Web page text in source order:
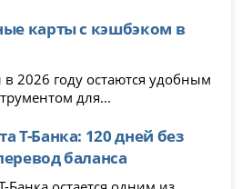
карты с кэшбэком в
2026 году остаются удобным
для...
Т-Банка: 120 дней без
баланса